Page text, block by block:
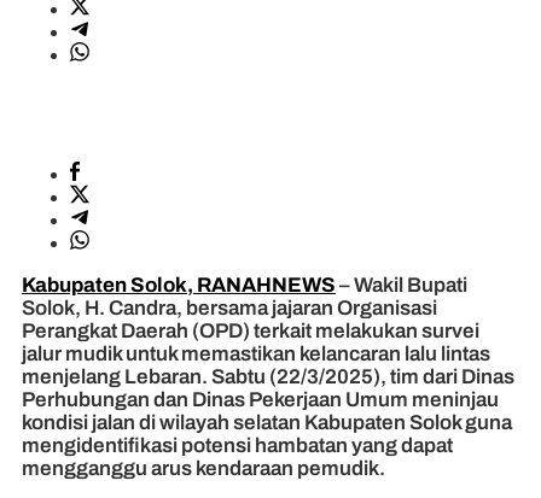
Kabupaten Solok, RANAHNEWS – Wakil Bupati
Solok, H. Candra, bersama jajaran Organisasi
Perangkat Daerah (OPD) terkait melakukan survei
jalur mudik untuk memastikan kelancaran lalu lintas
menjelang Lebaran. Sabtu (22/3/2025), tim dari Dinas
Perhubungan dan Dinas Pekerjaan Umum meninjau
kondisi jalan di wilayah selatan Kabupaten Solok guna
mengidentifikasi potensi hambatan yang dapat
mengganggu arus kendaraan pemudik.